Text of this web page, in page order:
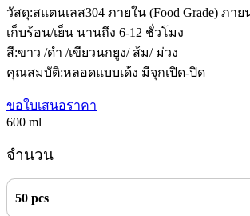
วัสดุ:สแตนเลส304 ภายใน (Food Grade) ภาย
เก็บร้อน/เย็น นานถึง 6-12 ชั่วโมง
สี:ขาว /ดำ /เขียวนกยูง/ ส้ม/ ม่วง
คุณสมบัติ:หลอดแบบเด้ง มีจุกเปิด-ปิด
ขอใบเสนอราคา
600 ml
จำนวน
50 pcs